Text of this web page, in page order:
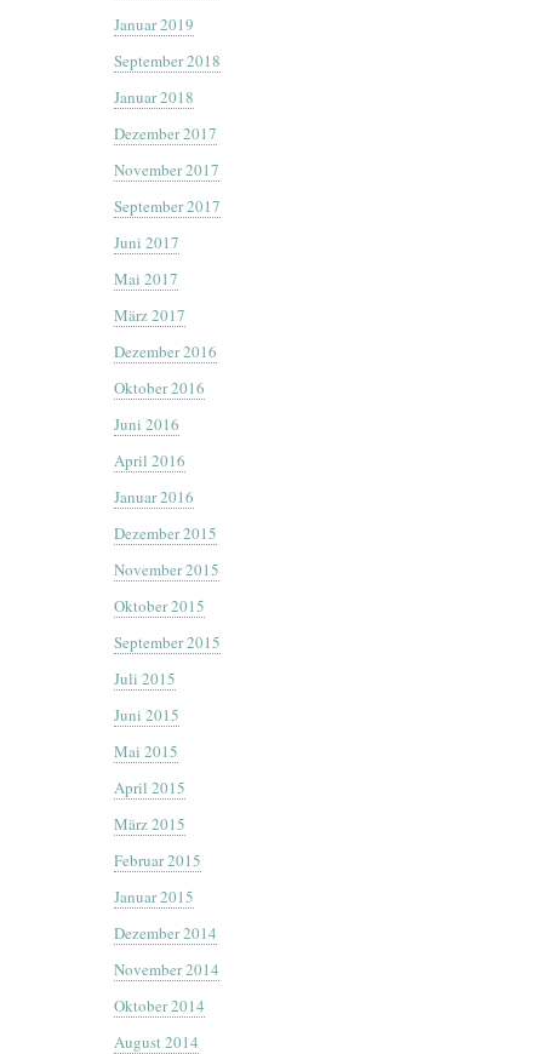
Januar 2019
September 2018
Januar 2018
Dezember 2017
November 2017
September 2017
Juni 2017
Mai 2017
März 2017
Dezember 2016
Oktober 2016
Juni 2016
April 2016
Januar 2016
Dezember 2015
November 2015
Oktober 2015
September 2015
Juli 2015
Juni 2015
Mai 2015
April 2015
März 2015
Februar 2015
Januar 2015
Dezember 2014
November 2014
Oktober 2014
August 2014